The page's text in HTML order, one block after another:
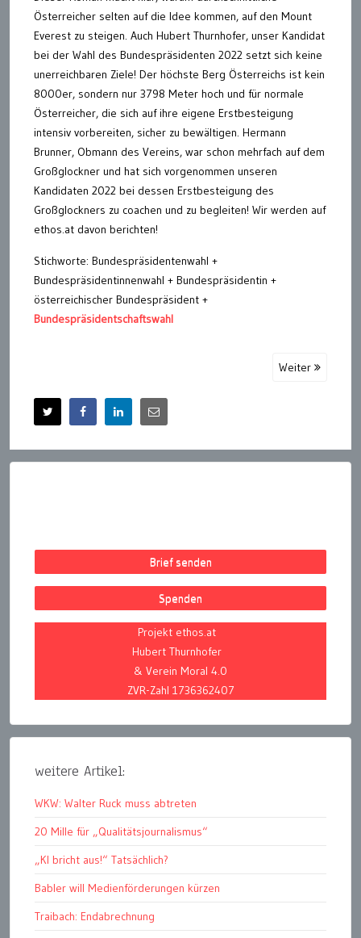
Österreicher selten auf die Idee kommen, auf den Mount
Everest zu steigen. Auch Hubert Thurnhofer, unser Kandidat
bei der Wahl des Bundespräsidenten 2022 setzt sich keine
unerreichbaren Ziele! Der höchste Berg Österreichs ist kein
8000er, sondern nur 3798 Meter hoch und für normale
Österreicher, die sich auf ihre eigene Erstbesteigung
intensiv vorbereiten, sicher zu bewältigen. Hermann
Brunner, Obmann des Vereins, war schon mehrfach auf dem
Großglockner und hat sich vorgenommen unseren
Kandidaten 2022 bei dessen Erstbesteigung des
Großglockners zu coachen und zu begleiten! Wir werden auf
ethos.at davon berichten!
Stichworte: Bundespräsidentenwahl +
Bundespräsidentinnenwahl + Bundespräsidentin +
österreichischer Bundespräsident +
Bundespräsidentschaftswahl
Weiter
Brief senden
Spenden
Projekt ethos.at
Hubert Thurnhofer
& Verein Moral 4.0
ZVR-Zahl 1736362407
weitere Artikel:
WKW: Walter Ruck muss abtreten
20 Mille für „Qualitätsjournalismus“
„KI bricht aus!“ Tatsächlich?
Babler will Medienförderungen kürzen
Traibach: Endabrechnung